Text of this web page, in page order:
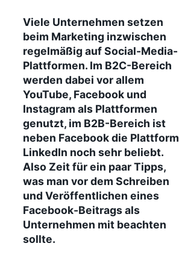
Viele Unternehmen setzen
beim Marketing inzwischen
regelmäßig auf Social-Media-
Plattformen. Im B2C-Bereich
werden dabei vor allem
YouTube, Facebook und
Instagram als Plattformen
genutzt, im B2B-Bereich ist
neben Facebook die Plattform
LinkedIn noch sehr beliebt.
Also Zeit für ein paar Tipps,
was man vor dem Schreiben
und Veröffentlichen eines
Facebook-Beitrags als
Unternehmen mit beachten
sollte.